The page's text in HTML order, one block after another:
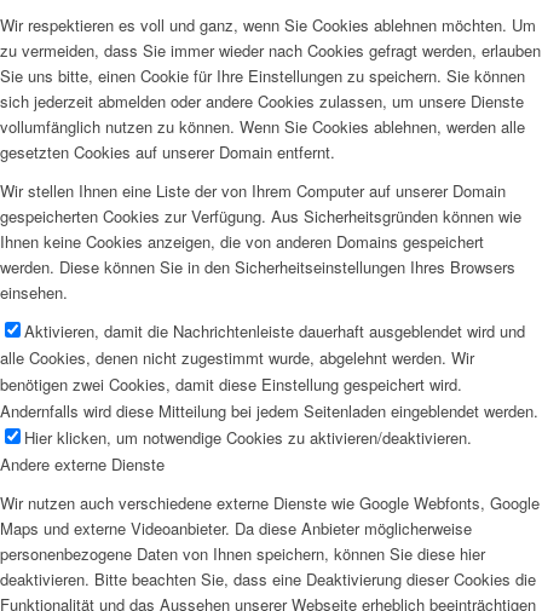
Wir respektieren es voll und ganz, wenn Sie Cookies ablehnen möchten. Um
zu vermeiden, dass Sie immer wieder nach Cookies gefragt werden, erlauben
Sie uns bitte, einen Cookie für Ihre Einstellungen zu speichern. Sie können
sich jederzeit abmelden oder andere Cookies zulassen, um unsere Dienste
vollumfänglich nutzen zu können. Wenn Sie Cookies ablehnen, werden alle
gesetzten Cookies auf unserer Domain entfernt.
Wir stellen Ihnen eine Liste der von Ihrem Computer auf unserer Domain
gespeicherten Cookies zur Verfügung. Aus Sicherheitsgründen können wie
Ihnen keine Cookies anzeigen, die von anderen Domains gespeichert
werden. Diese können Sie in den Sicherheitseinstellungen Ihres Browsers
einsehen.
Aktivieren, damit die Nachrichtenleiste dauerhaft ausgeblendet wird und
alle Cookies, denen nicht zugestimmt wurde, abgelehnt werden. Wir
benötigen zwei Cookies, damit diese Einstellung gespeichert wird.
Andernfalls wird diese Mitteilung bei jedem Seitenladen eingeblendet werden.
Hier klicken, um notwendige Cookies zu aktivieren/deaktivieren.
Andere externe Dienste
Wir nutzen auch verschiedene externe Dienste wie Google Webfonts, Google
Maps und externe Videoanbieter. Da diese Anbieter möglicherweise
personenbezogene Daten von Ihnen speichern, können Sie diese hier
deaktivieren. Bitte beachten Sie, dass eine Deaktivierung dieser Cookies die
Funktionalität und das Aussehen unserer Webseite erheblich beeinträchtigen